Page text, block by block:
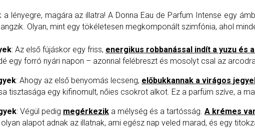
a lényegre, magára az illatra! A Donna Eau de Parfum Intense egy
Olyan, mint egy tökéletesen megkomponált szimfónia, ahol
: Az első fújáskor egy friss, energikus robbanással indít a yuzu és
egy forró nyári napon – azonnal felébreszt és mosolyt csal az arcodra.
: Ahogy az első benyomás lecseng, előbukkannak a virágos
tisztasága egy kifinomult, nőies csokrot alkot. Ez a parfüm szíve, a
: Végül pedig megérkezik a mélység és a tartósság. A krémes
alapot adnak az illatnak, ami egész nap veled marad, és egy